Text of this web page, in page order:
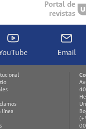
Portal de
revistas
Email
línea